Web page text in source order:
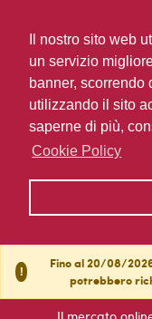
Il nostro sito web
un servizio
banner, scorrendo
utilizzando il sito
saperne di più,
Cookie Policy
!
Fino al 20/08/
potrebbero